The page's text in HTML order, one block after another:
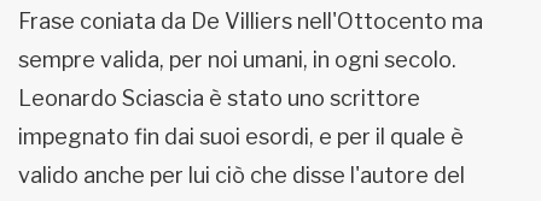
Frase coniata da De Villiers nell'Ottocento ma
sempre valida, per noi umani, in ogni secolo.
Leonardo Sciascia è stato uno scrittore
impegnato fin dai suoi esordi, e per il quale è
valido anche per lui ciò che disse l'autore del